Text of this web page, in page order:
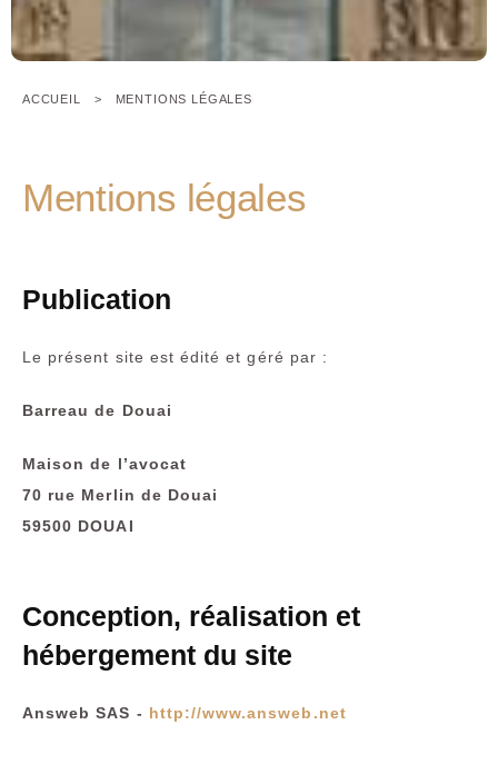
ACCUEIL MENTIONS LÉGALES
Mentions légales
Publication
Le présent site est édité et géré par :
Barreau de Douai
Maison de l’avocat
70 rue Merlin de Douai
59500 DOUAI
Conception, réalisation et
hébergement du site
Answeb SAS - http://www.answeb.net